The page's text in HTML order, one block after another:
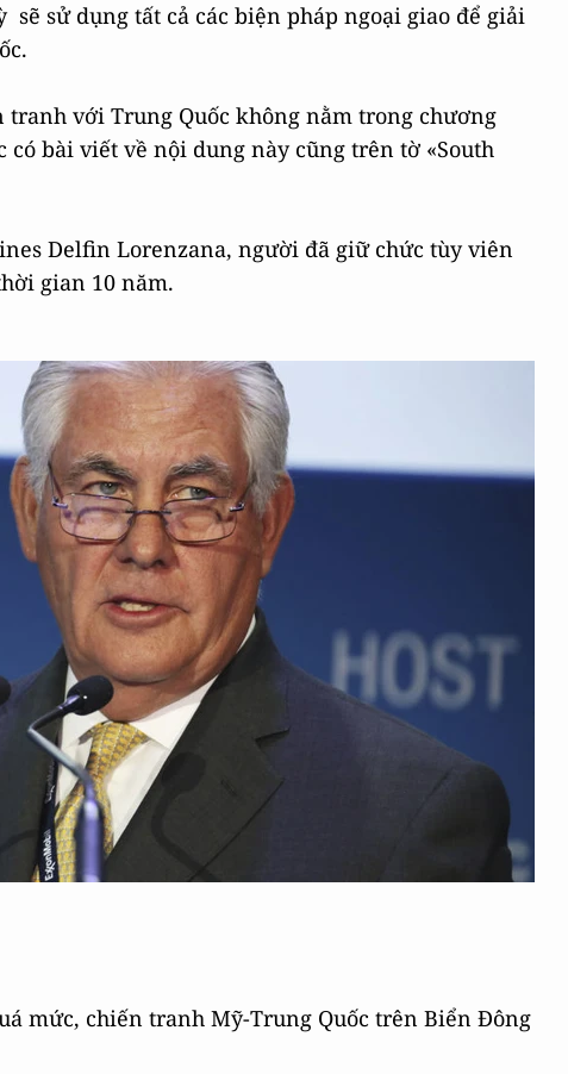
sử dụng tất cả các biện pháp ngoại giao để giải
tranh với Trung Quốc không nằm trong chương
bài viết về nội dung này cũng trên tờ «South
Delfin Lorenzana, người đã giữ chức tùy viên
gian 10 năm.
mức, chiến tranh Mỹ-Trung Quốc trên Biển Đông